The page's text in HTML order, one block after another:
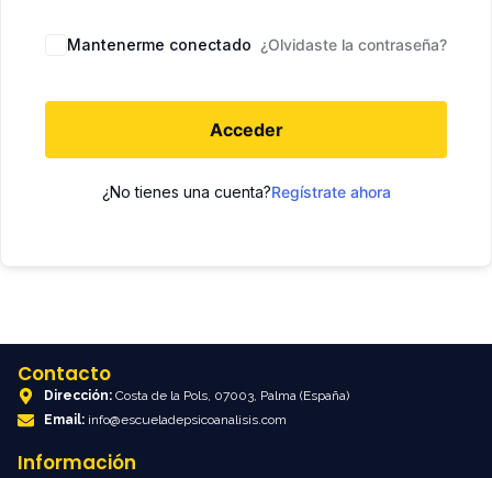
Mantenerme conectado ¿Olvidaste la contraseña?
Acceder
¿No tienes una cuenta?Regístrate ahora
Contacto
Dirección: Costa de la Pols, 07003, Palma (España)
Email: info@escueladepsicoanalisis.com
Información